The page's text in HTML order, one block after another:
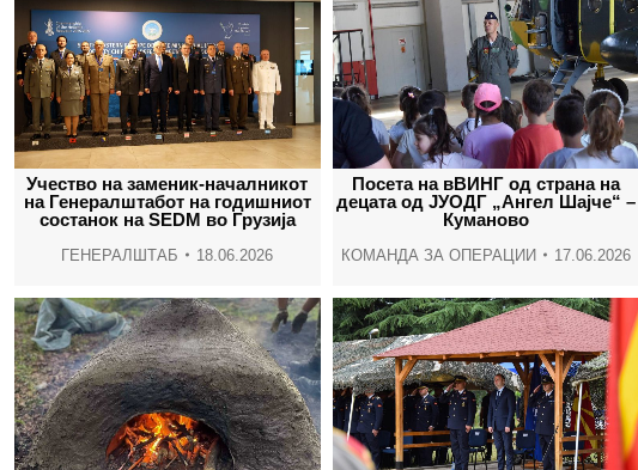
Учество на заменик-началникот
на Генералштабот на годишниот
состанок на SEDM во Грузија
ГЕНЕРАЛШТАБ 18.06.2026
Посета на вВИНГ од страна на
децата од ЈУОДГ „Aнгел Шајче“ –
Куманово
КОМАНДА ЗА ОПЕРАЦИИ 17.06.2026